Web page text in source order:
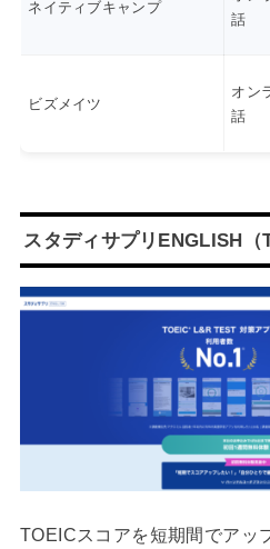
ネイティブキャンプ
話
ビズメイツ
オン
話
スタディサプリENGLISH（
TOEICスコアを短期間でアッ